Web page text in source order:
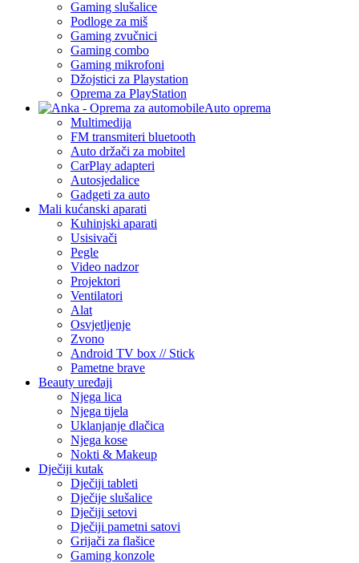
Gaming slušalice
Podloge za miš
Gaming zvučnici
Gaming combo
Gaming mikrofoni
Džojstici za Playstation
Oprema za PlayStation
Auto oprema
Multimedija
FM transmiteri bluetooth
Auto držači za mobitel
CarPlay adapteri
Autosjedalice
Gadgeti za auto
Mali kućanski aparati
Kuhinjski aparati
Usisivači
Pegle
Video nadzor
Projektori
Ventilatori
Alat
Osvjetljenje
Zvono
Android TV box // Stick
Pametne brave
Beauty uređaji
Njega lica
Njega tijela
Uklanjanje dlačica
Njega kose
Nokti & Makeup
Dječiji kutak
Dječiji tableti
Dječije slušalice
Dječiji setovi
Dječiji pametni satovi
Grijači za flašice
Gaming konzole